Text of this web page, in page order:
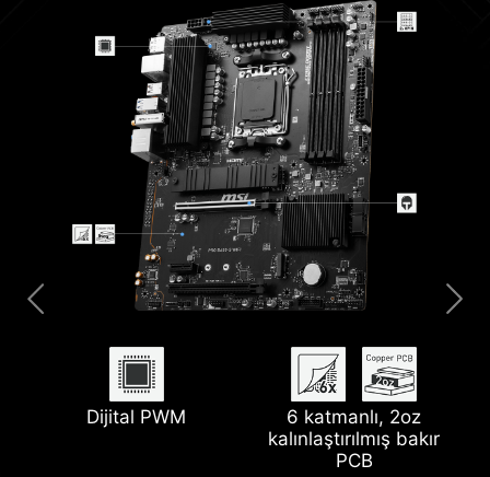
Dijital PWM
6 katmanlı, 2oz
kalınlaştırılmış bakır
PCB
2.5G Ağ Çözümü Lightning USB 20G
Pompa Fanı Desteği